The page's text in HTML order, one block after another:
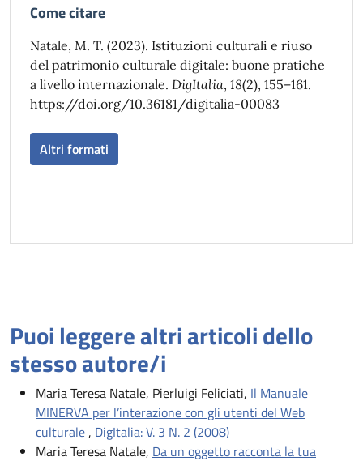
Come citare
Natale, M. T. (2023). Istituzioni culturali e riuso
del patrimonio culturale digitale: buone pratiche
a livello internazionale. DigItalia, 18(2), 155–161.
https://doi.org/10.36181/digitalia-00083
Altri formati
Puoi leggere altri articoli dello
stesso autore/i
Maria Teresa Natale, Pierluigi Feliciati, Il Manuale
MINERVA per l’interazione con gli utenti del Web
culturale, DigItalia: V. 3 N. 2 (2008)
Maria Teresa Natale, Da un oggetto racconta la tua